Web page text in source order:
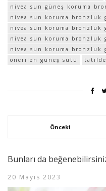
nivea sun güneş koruma
nivea sun koruma bronzluk
nivea sun koruma bronzluk
nivea sun koruma bronzluk
nivea sun koruma bronzluk
önerilen güneş sütü
tatilde
Önceki
Bunları da
20 Mayıs 2023